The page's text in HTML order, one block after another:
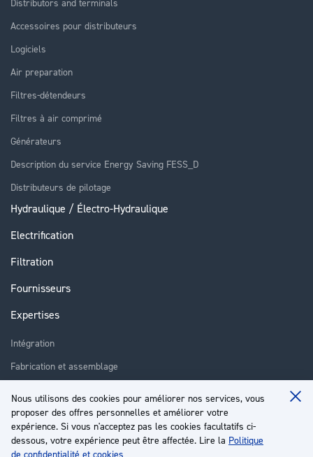
Nous utilisons des cookies pour améliorer nos services, vous
proposer des offres personnelles et améliorer votre
expérience. Si vous n'acceptez pas les cookies facultatifs ci-
dessous, votre expérience peut être affectée. Lire la Politique
de confidentialité et cookies
Distributors and terminals
Accessoires pour distributeurs
Logiciels
Air preparation
Filtres-détendeurs
Filtres à air comprimé
Générateurs
Description du service Energy Saving FESS_D
Distributeurs de pilotage
Hydraulique / Électro-Hydraulique
Electrification
Filtration
Fournisseurs
Expertises
Intégration
Fabrication et assemblage
Réparation
Formation